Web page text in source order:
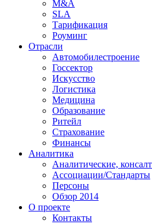
M&A
SLA
Тарификация
Роуминг
Отрасли
Автомобилестроение
Госсектор
Искусство
Логистика
Медицина
Образование
Ритейл
Страхование
Финансы
Аналитика
Аналитические,
Ассоциации/Стандарты
Персоны
Обзор 2014
О проекте
Контакты